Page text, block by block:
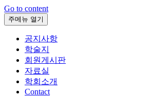
Go to content
주메뉴 열기
공지사항
학술지
회원게시판
자료실
학회소개
Contact